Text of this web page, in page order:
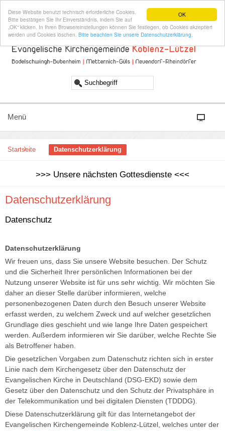
OK
Diese Website benutzt technisch erforderliche Cookies.
Bitte bestätigen Sie Ihr Einverständnis, indem Sie auf
„OK“ klicken. In Ihren Browsereinstellungen können Sie festlegen, ob Cookies akzeptiert
werden und Cookies löschen. Bitte beachten Sie unsere Datenschutzerklärung.
Menü
Startseite Datenschutzerklärung
>>> Unsere nächsten Gottesdienste <<<
Datenschutzerklärung
Datenschutz
Datenschutzerklärung
Wir freuen uns, dass Sie unsere Website besuchen. Der Schutz
und die Sicherheit Ihrer persönlichen Informationen bei der
Nutzung unserer Website ist für uns sehr wichtig. Wir möchten Sie
daher an dieser Stelle darüber informieren, welche
personenbezogenen Daten durch den Besuch unserer Website
erfasst werden, zu welchem Zweck und auf welcher gesetzlichen
Grundlage dies geschieht und wie lange Ihre Daten gespeichert
werden. Außerdem informieren wir Sie darüber, welche Rechte Sie
als Betroffener haben.
Die gesetzlichen Vorgaben zum Datenschutz richten sich in erster
Linie nach dem Kirchengesetz über den Datenschutz der
Evangelischen Kirche in Deutschland (DSG-EKD) sowie dem
Gesetz über den Datenschutz und den Schutz der Privatsphäre in
der Telekommunikation und bei digitalen Diensten (TDDDG).
Diese Datenschutzerklärung gilt für das Internetangebot der
Evangelischen Kirchengemeinde Koblenz-Lützel, welches unter der